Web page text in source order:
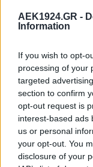
AEK1924.GR -
Information
If you wish to opt-
processing of your
targeted
section to confirm
opt-out request is
interest-based ads
us or personal
your opt-out. You
disclosure of your